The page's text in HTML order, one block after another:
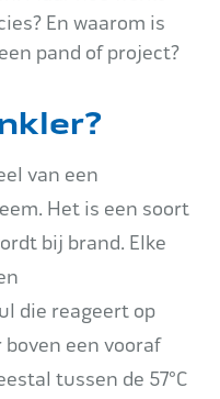
En waarom is
pand of project?
van een
Het is een soort
bij brand. Elke
die reageert op
een vooraf
tussen de 57°C